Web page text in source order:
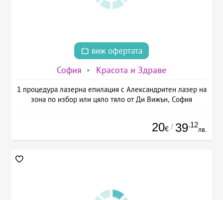
виж офертата
София Красота и Здраве
1 процедура лазерна епилация с Александритен лазер на
зона по избор или цяло тяло от Ди Вижън, София
20€ / 39.12
лв.